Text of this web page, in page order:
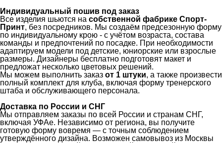
Индивидуальный пошив под заказ
Все изделия шьются на собственной фабрике Спорт-
Принт, без посредников. Мы создаём предсезонную форму
по индивидуальному крою - с учётом возраста, состава
команды и предпочтений по посадке. При необходимости
адаптируем модели под детские, юниорские или взрослые
размеры. Дизайнеры бесплатно подготовят макет и
предложат несколько цветовых решений.
Мы можем выполнить заказ от 1 штуки, а также произвести
полный комплект для клуба, включая форму тренерского
штаба и обслуживающего персонала.
Доставка по России и СНГ
Мы отправляем заказы по всей России и странам СНГ,
включая УФАе. Независимо от региона, вы получите
готовую форму вовремя — с точным соблюдением
утверждённого дизайна. Возможен самовывоз из Москвы